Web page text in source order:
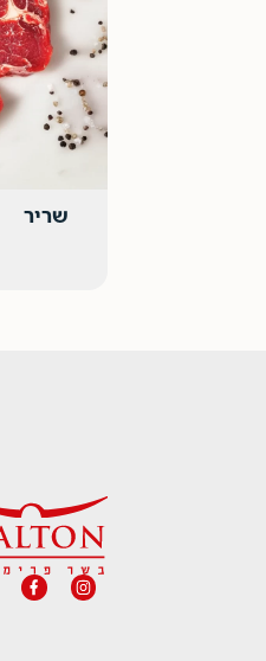
שריר